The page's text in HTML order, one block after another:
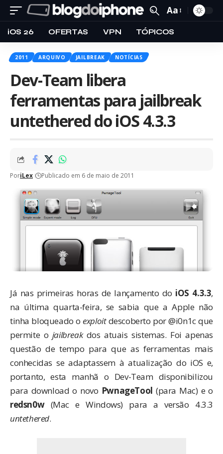
Aa
iOS 26 OFERTAS VPN TÓPICOS
2011 ARQUIVO JAILBREAK NOTÍCIAS
Dev-Team libera
ferramentas para jailbreak
untethered do iOS 4.3.3
PoriLex Publicado em 6 de maio de 2011
Já nas primeiras horas de lançamento do iOS 4.3.3,
na últimaquarta-feira, se sabia que a Apple não
tinha bloqueado oexploitdescoberto por@i0n1cque
permite o jailbreakdos atuais sistemas. Foi apenas
questão de tempo para que as ferramentas mais
conhecidas se adaptassem à atualização do iOS e,
portanto, esta manhã o Dev-Team disponibilizou
para download o novo PwnageTool (para Mac) e o
redsn0w(Mac e Windows) para a versão 4.3.3
untethered.